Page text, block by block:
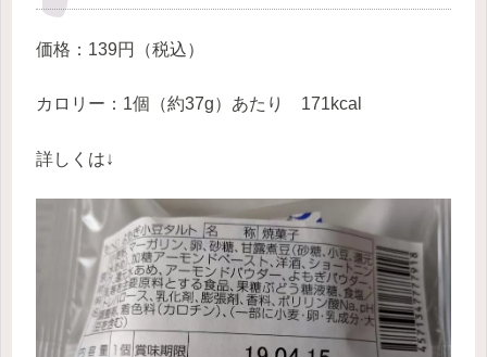
価格：139円（税込）
カロリー：1個（約37g）あたり 171kcal
詳しくは↓